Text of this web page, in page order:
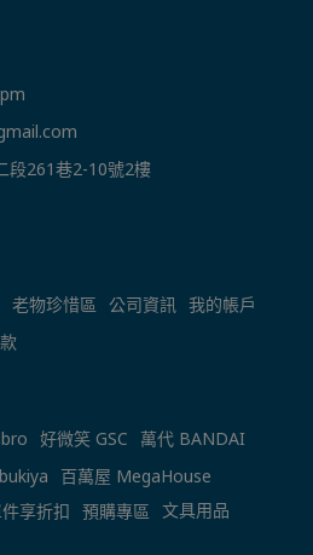
段261巷2-10號2樓
老物珍惜區 公司資訊
我的帳戶
好微笑 GSC
萬代 BANDAI
百萬屋 MegaHouse
享折扣 預購專區 文具用品